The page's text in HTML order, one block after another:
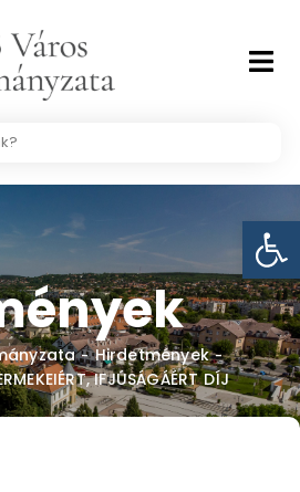
- Hirdetmények -
IFJÚSÁGÁÉRT DÍJ